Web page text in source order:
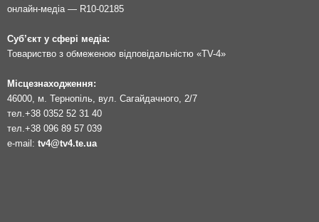
онлайн-медіа — R10-02185
Суб’єкт у сфері медіа:
Товариство з обмеженою відповідальністю «TV-4»
Місцезнаходження:
46000, м. Тернопіль, вул. Сагайдачного, 2/7
тел. +38 0352 52 31 40
тел. +38 096 89 57 039
e-mail: tv4@tv4.te.ua